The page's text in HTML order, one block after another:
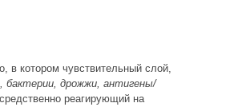
в котором чувствительный слой,
дрожжи, антигены/
реагирующий на